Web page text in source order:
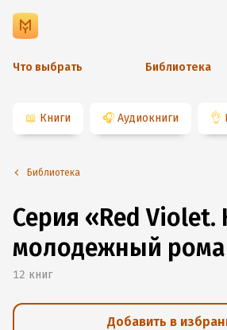
Что выбрать Библиотека
📖 Книги 🎧 Аудиокниги 👌
Библиотека
Серия «Red Violet.
молодежный
12 книг
Добавить в